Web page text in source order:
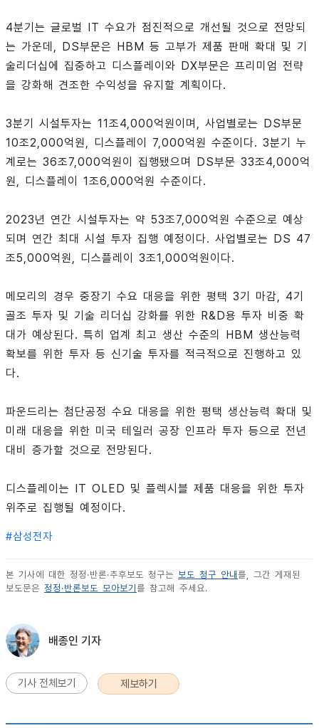
4분기는 글로벌 IT 수요가 점진적으로 개선될 것으로 전망되
는 가운데, DS부문은 HBM 등 고부가 제품 판매 확대 및 기
술리더십에 집중하고 디스플레이와 DX부문은 프리미엄 전략
을 강화해 견조한 수익성을 유지할 계획이다.
3분기 시설투자는 11조4,000억원이며, 사업별로는 DS부문
10조2,000억원, 디스플레이 7,000억원 수준이다. 3분기 누
계로는 36조7,000억원이 집행됐으며 DS부문 33조4,000억
원, 디스플레이 1조6,000억원 수준이다.
2023년 연간 시설투자는 약 53조7,000억원 수준으로 예상
되며 연간 최대 시설 투자 집행 예정이다. 사업별로는 DS 47
조5,000억원, 디스플레이 3조1,000억원이다.
메모리의 경우 중장기 수요 대응을 위한 평택 3기 마감, 4기
골조 투자 및 기술 리더십 강화를 위한 R&D용 투자 비중 확
대가 예상된다. 특히 업계 최고 생산 수준의 HBM 생산능력
확보를 위한 투자 등 신기술 투자를 적극적으로 진행하고 있
다.
파운드리는 첨단공정 수요 대응을 위한 평택 생산능력 확대 및
미래 대응을 위한 미국 테일러 공장 인프라 투자 등으로 전년
대비 증가할 것으로 전망된다.
디스플레이는 IT OLED 및 플렉시블 제품 대응을 위한 투자
위주로 집행될 예정이다.
#삼성전자
본 기사에 대한 정정·반론·추후보도 청구는 보도 청구 안내를, 그간 게재된
보도문은 정정·반론보도 모아보기를 참고해 주세요.
배종인 기자
기사 전체보기 제보하기